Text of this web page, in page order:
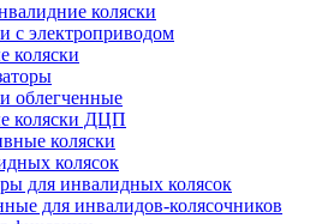
коляски
с электроприводом
коляски
облегченные
коляски ДЦП
коляски
колясок
для инвалидных колясок
для инвалидов-колясочников